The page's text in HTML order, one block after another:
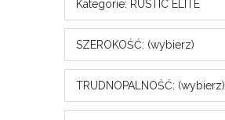
Kategorie: RUSTIC ELITE
SZEROKOŚĆ: (wybierz)
TRUDNOPALNOŚĆ: (wybierz)